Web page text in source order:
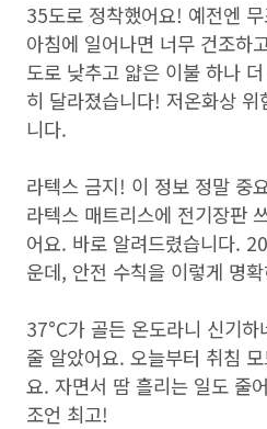
35도로 정착했어요! 예전엔
아침에 일어나면 너무 건조하
도로 낮추고 얇은 이불 하나
히 달라졌습니다! 저온화상
니다.
라텍스 금지! 이 정보 정말 중
라텍스 매트리스에 전기장판
어요. 바로 알려드렸습니다.
운데, 안전 수칙을 이렇게 명
37°C가 골든 온도라니 신기
줄 알았어요. 오늘부터 취침
요. 자면서 땀 흘리는 일도 줄
조언 최고!